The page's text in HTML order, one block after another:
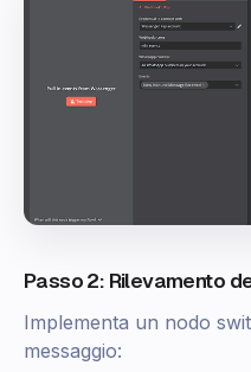
Passo 2: Rilevamento
Implementa un nodo
messaggio: